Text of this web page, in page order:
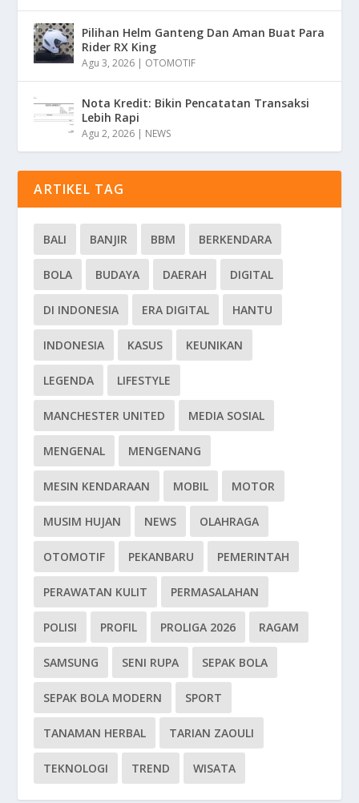
Pilihan Helm Ganteng Dan Aman Buat Para
Rider RX King
Agu 3, 2026 | OTOMOTIF
Nota Kredit: Bikin Pencatatan Transaksi
Lebih Rapi
Agu 2, 2026 | NEWS
ARTIKEL TAG
BALI BANJIR BBM BERKENDARA
BOLA BUDAYA DAERAH DIGITAL
DI INDONESIA ERA DIGITAL HANTU
INDONESIA KASUS KEUNIKAN
LEGENDA LIFESTYLE
MANCHESTER UNITED MEDIA SOSIAL
MENGENAL MENGENANG
MESIN KENDARAAN MOBIL MOTOR
MUSIM HUJAN NEWS OLAHRAGA
OTOMOTIF PEKANBARU PEMERINTAH
PERAWATAN KULIT PERMASALAHAN
POLISI PROFIL PROLIGA 2026 RAGAM
SAMSUNG SENI RUPA SEPAK BOLA
SEPAK BOLA MODERN SPORT
TANAMAN HERBAL TARIAN ZAOULI
TEKNOLOGI TREND WISATA